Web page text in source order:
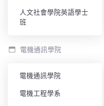
人文社會學院英語學士
班
電機通訊學院
電機通訊學院
電機工程學系